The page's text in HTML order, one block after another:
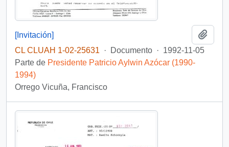
[Invitación]
CL CLUAH 1-02-25631
· Documento · 1992-11-05
Parte de Presidente Patricio Aylwin Azócar (1990-
1994)
Orrego Vicuña, Francisco